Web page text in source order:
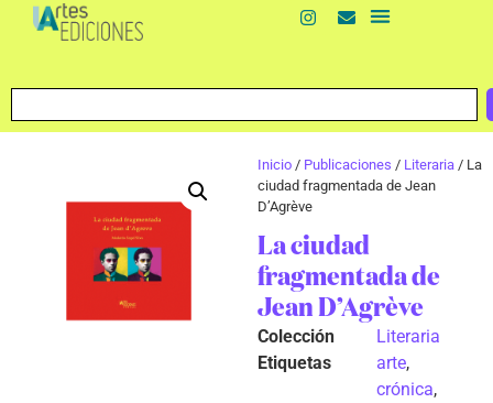
Inicio / Publicaciones / Literaria / La
ciudad fragmentada de Jean
D’Agrève
La ciudad
fragmentada de
Jean D’Agrève
Colección
Literaria
Etiquetas
arte,
crónica,